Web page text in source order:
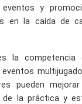
eventos y
en la caída de
la competencia
pueden
la práctica y